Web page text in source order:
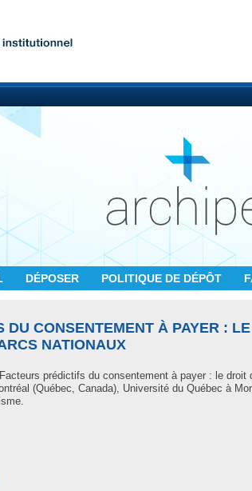
DÉPOSER POLITIQUE DE DÉPÔT
DU CONSENTEMENT À PAYER : LE
NATIONAUX
prédictifs du consentement à payer : le droit
(Québec, Canada), Université du Québec à